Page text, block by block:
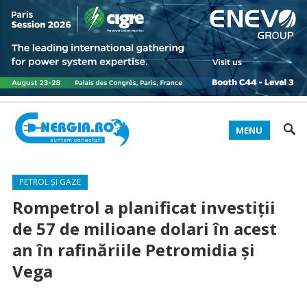
MENU
PETROL ȘI GAZE
Rompetrol a planificat investiţii
de 57 de milioane dolari în acest
an în rafinăriile Petromidia şi
Vega